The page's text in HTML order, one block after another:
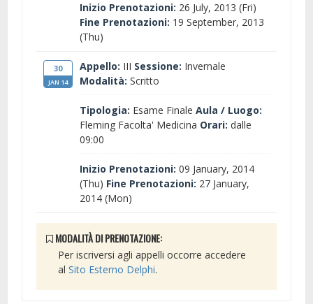
Inizio Prenotazioni: 26 July, 2013 (Fri)
Fine Prenotazioni: 19 September, 2013
(Thu)
30
JAN 14
Appello: III Sessione: Invernale
Modalità: Scritto
Tipologia: Esame Finale Aula / Luogo:
Fleming Facolta' Medicina Orari: dalle
09:00
Inizio Prenotazioni: 09 January, 2014
(Thu) Fine Prenotazioni: 27 January,
2014 (Mon)
MODALITÀ DI PRENOTAZIONE:
Per iscriversi agli appelli occorre accedere
al Sito Esterno Delphi.